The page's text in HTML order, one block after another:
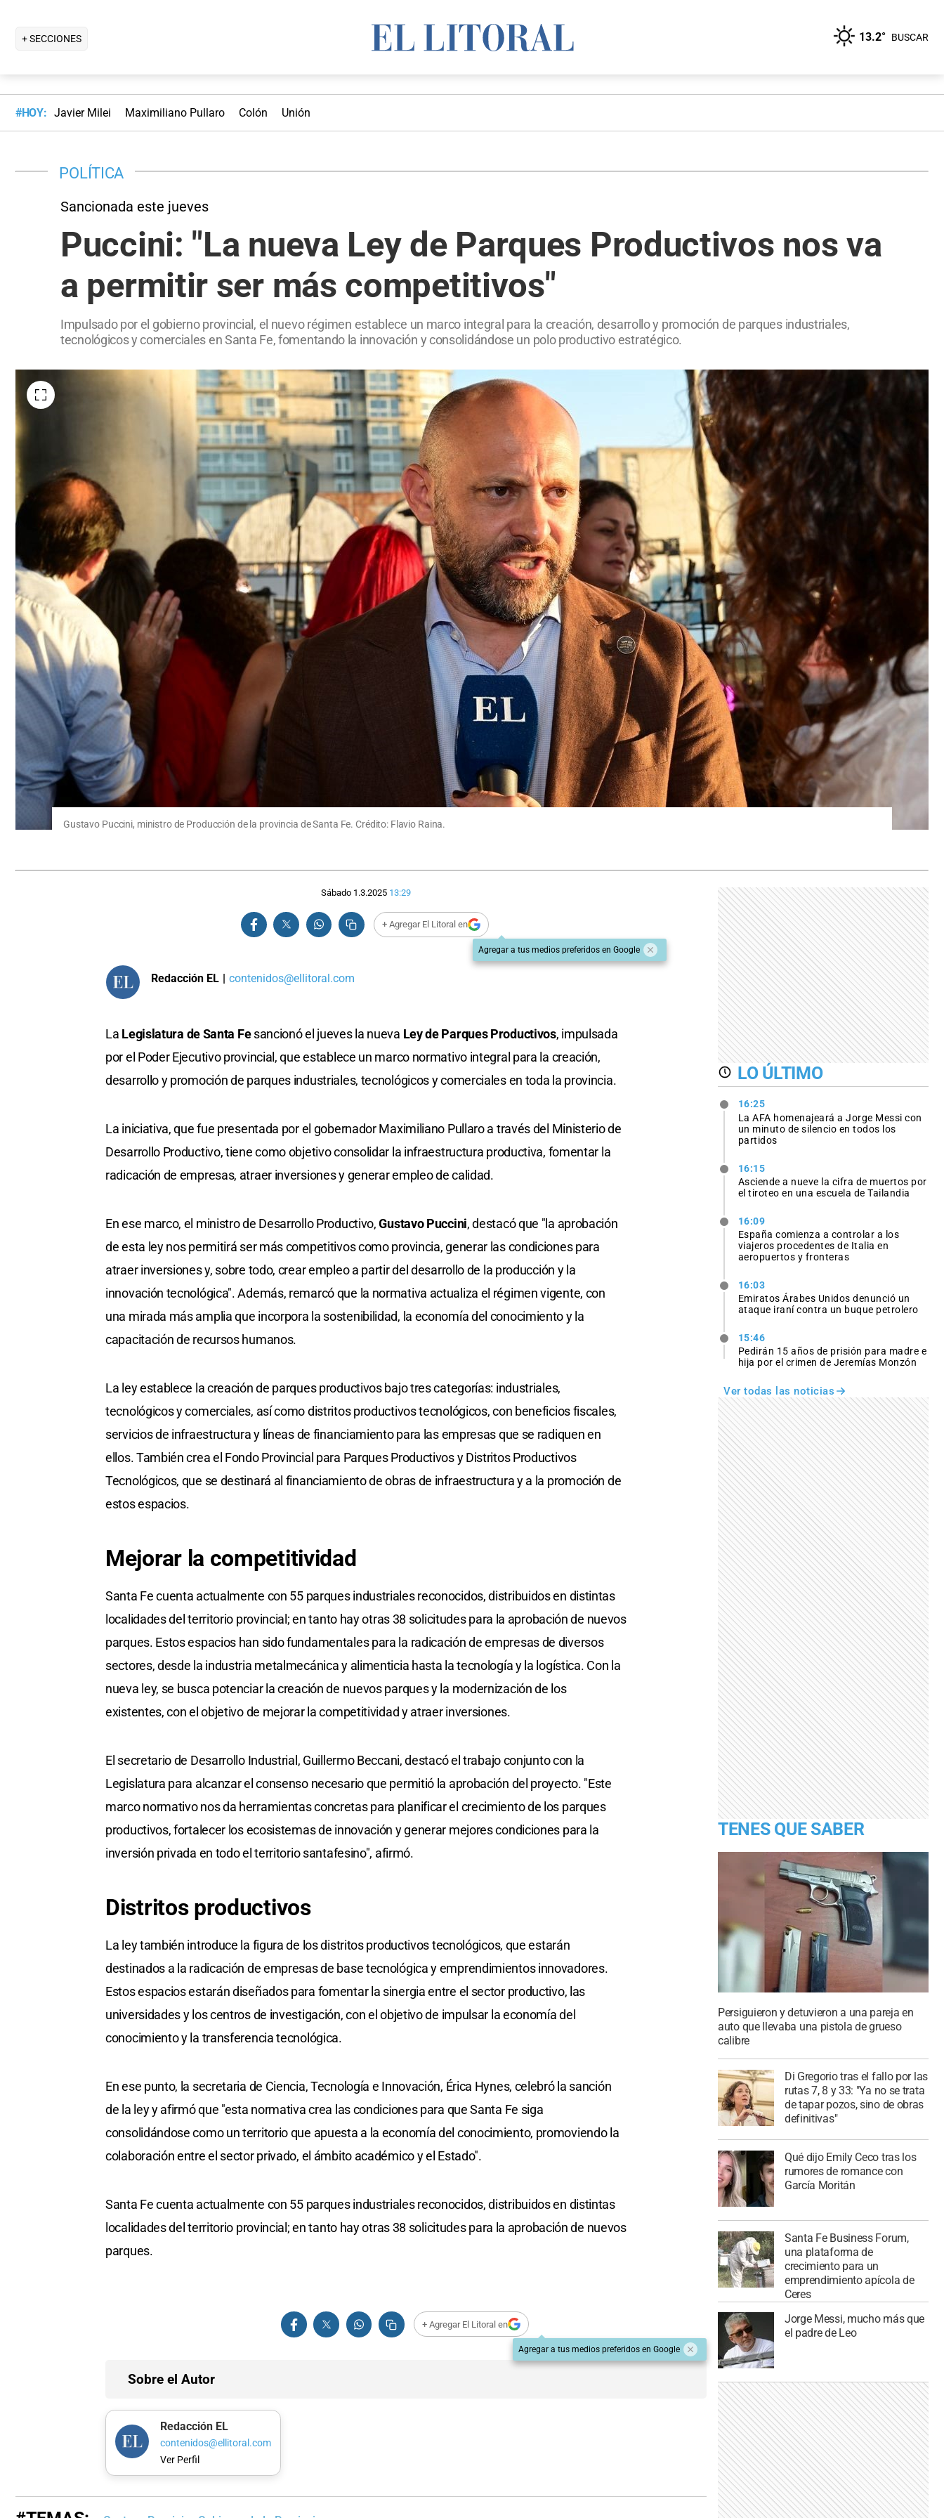
+ SECCIONES 13.2° BUSCAR
#HOY: Javier Milei Maximiliano Pullaro Colón Unión
POLÍTICA
Sancionada este jueves
Puccini: "La nueva Ley de Parques Productivos nos va
a permitir ser más competitivos"
Impulsado por el gobierno provincial, el nuevo régimen establece un marco integral para la creación, desarrollo y promoción de parques industriales,
tecnológicos y comerciales en Santa Fe, fomentando la innovación y consolidándose un polo productivo estratégico.
Gustavo Puccini, ministro de Producción de la provincia de Santa Fe. Crédito: Flavio Raina.
Sábado 1.3.2025 13:29
+ Agregar El Litoral en
Agregar a tus medios preferidos en Google
Redacción EL | contenidos@ellitoral.com
La Legislatura de Santa Fesancionó el jueves la nueva Ley de Parques Productivos, impulsada
por el Poder Ejecutivo provincial, que establece un marco normativo integral para la creación,
desarrollo y promoción de parques industriales, tecnológicos y comerciales en toda la provincia.
La iniciativa, que fue presentada por el gobernador Maximiliano Pullaro a través del Ministerio de
Desarrollo Productivo, tiene como objetivo consolidar la infraestructura productiva, fomentar la
radicación de empresas, atraer inversiones y generar empleo de calidad.
En ese marco, el ministro de Desarrollo Productivo,Gustavo Puccini, destacó que "la aprobación
de esta ley nos permitirá ser más competitivos como provincia, generar las condiciones para
atraer inversiones y, sobre todo, crear empleo a partir del desarrollo de la producción y la
innovación tecnológica". Además, remarcó que la normativa actualiza el régimen vigente, con
una mirada más amplia que incorpora la sostenibilidad, la economía del conocimiento y la
capacitación de recursos humanos.
La ley establece la creación de parques productivos bajo tres categorías: industriales,
tecnológicos y comerciales, así como distritos productivos tecnológicos, con beneficios fiscales,
servicios de infraestructura y líneas de financiamiento para las empresas que se radiquen en
ellos. También crea el Fondo Provincial para Parques Productivos y Distritos Productivos
Tecnológicos, que se destinará al financiamiento de obras de infraestructura y a la promoción de
estos espacios.
Mejorar la competitividad
Santa Fe cuenta actualmente con 55 parques industriales reconocidos, distribuidos en distintas
localidades del territorio provincial; en tanto hay otras 38 solicitudes para la aprobación de nuevos
parques. Estos espacios han sido fundamentales para la radicación de empresas de diversos
sectores, desde la industria metalmecánica y alimenticia hasta la tecnología y la logística. Con la
nueva ley, se busca potenciar la creación de nuevos parques y la modernización de los
existentes, con el objetivo de mejorar la competitividad y atraer inversiones.
El secretario de Desarrollo Industrial, Guillermo Beccani, destacó el trabajo conjunto con la
Legislatura para alcanzar el consenso necesario que permitió la aprobación del proyecto. "Este
marco normativo nos da herramientas concretas para planificar el crecimiento de los parques
productivos, fortalecer los ecosistemas de innovación y generar mejores condiciones para la
inversión privada en todo el territorio santafesino", afirmó.
Distritos productivos
La ley también introduce la figura de los distritos productivos tecnológicos, que estarán
destinados a la radicación de empresas de base tecnológica y emprendimientos innovadores.
Estos espacios estarán diseñados para fomentar la sinergia entre el sector productivo, las
universidades y los centros de investigación, con el objetivo de impulsar la economía del
conocimiento y la transferencia tecnológica.
En ese punto, la secretaria de Ciencia, Tecnología e Innovación, Érica Hynes, celebró la sanción
de la ley y afirmó que "esta normativa crea las condiciones para que Santa Fe siga
consolidándose como un territorio que apuesta a la economía del conocimiento, promoviendo la
colaboración entre el sector privado, el ámbito académico y el Estado".
Santa Fe cuenta actualmente con 55 parques industriales reconocidos, distribuidos en distintas
localidades del territorio provincial; en tanto hay otras 38 solicitudes para la aprobación de nuevos
parques.
+ Agregar El Litoral en
Agregar a tus medios preferidos en Google
Sobre el Autor
Redacción EL
contenidos@ellitoral.com
Ver Perfil
LO ÚLTIMO
16:25
La AFA homenajeará a Jorge Messi con
un minuto de silencio en todos los
partidos
16:15
Asciende a nueve la cifra de muertos por
el tiroteo en una escuela de Tailandia
16:09
España comienza a controlar a los
viajeros procedentes de Italia en
aeropuertos y fronteras
16:03
Emiratos Árabes Unidos denunció un
ataque iraní contra un buque petrolero
15:46
Pedirán 15 años de prisión para madre e
hija por el crimen de Jeremías Monzón
Ver todas las noticias
TENES QUE SABER
Persiguieron y detuvieron a una pareja en
auto que llevaba una pistola de grueso
calibre
Di Gregorio tras el fallo por las
rutas 7, 8 y 33: "Ya no se trata
de tapar pozos, sino de obras
definitivas"
Qué dijo Emily Ceco tras los
rumores de romance con
García Moritán
Santa Fe Business Forum,
una plataforma de
crecimiento para un
emprendimiento apícola de
Ceres
Jorge Messi, mucho más que
el padre de Leo